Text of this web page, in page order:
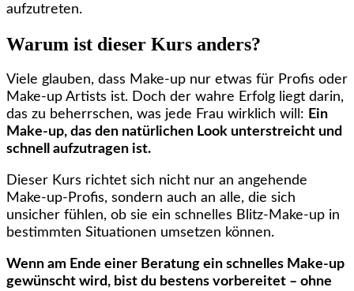
aufzutreten.
Warum ist dieser Kurs anders?
Viele glauben, dass Make-up nur etwas für Profis oder
Make-up Artists ist. Doch der wahre Erfolg liegt darin,
das zu beherrschen, was jede Frau wirklich will: Ein
Make-up, das den natürlichen Look unterstreicht und
schnell aufzutragen ist.
Dieser Kurs richtet sich nicht nur an angehende
Make-up-Profis, sondern auch an alle, die sich
unsicher fühlen, ob sie ein schnelles Blitz-Make-up in
bestimmten Situationen umsetzen können.
Wenn am Ende einer Beratung ein schnelles Make-up
gewünscht wird, bist du bestens vorbereitet – ohne